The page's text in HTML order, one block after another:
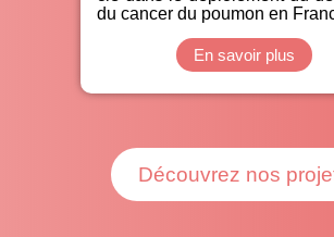
du cancer du poumon en
En savoir plus
Découvrez nos